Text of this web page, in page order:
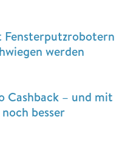
werden
Cashback – und mit
besser